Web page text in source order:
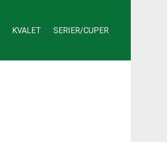
KVALET SERIER/CUPER